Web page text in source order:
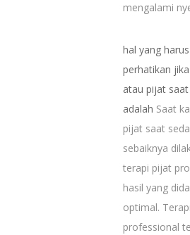
mengalami
hal yang
perhatikan
atau pijat
adalah Saat
pijat saat
sebaiknya
terapi pijat
hasil yang
optimal.
professional